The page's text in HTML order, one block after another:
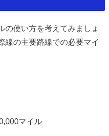
の使い方を考えてみましょ
線の主要路線での必要マイ
マイル